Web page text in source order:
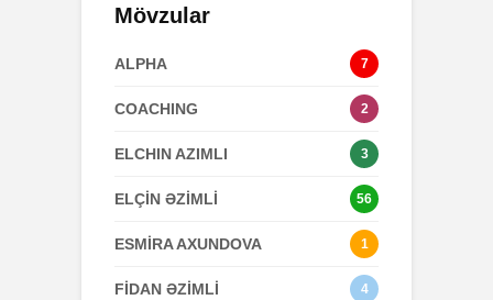
Mövzular
ALPHA 7
COACHING 2
ELCHIN AZIMLI 3
ELÇİN ƏZİMLİ 56
ESMİRA AXUNDOVA 1
FİDAN ƏZİMLİ 4